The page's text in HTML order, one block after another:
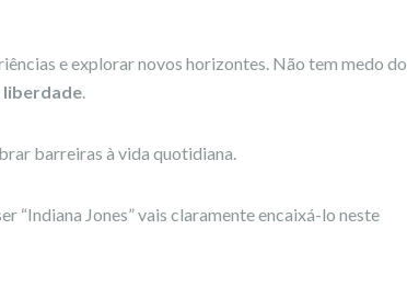
e explorar novos horizontes. Não tem medo do
liberdade.
barreiras à vida quotidiana.
“Indiana Jones” vais claramente encaixá-lo neste